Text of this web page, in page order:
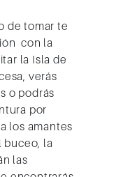
de tomar te
con la
la Isla de
verás
o podrás
por
los amantes
buceo, la
las